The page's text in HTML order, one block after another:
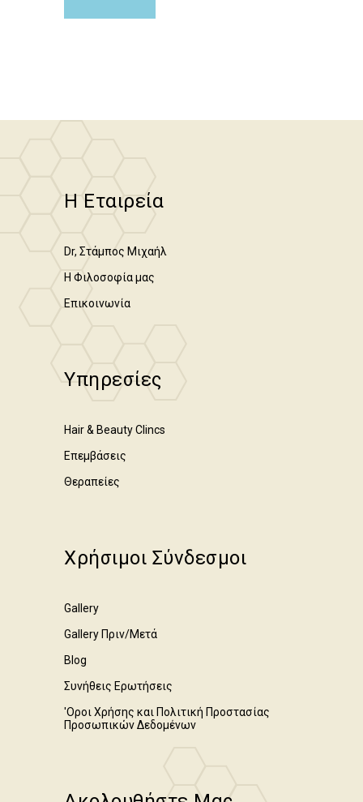
Η Εταιρεία
Dr, Στάμπος Μιχαήλ
Η Φιλοσοφία μας
Επικοινωνία
Υπηρεσίες
Hair & Beauty Clincs
Επεμβάσεις
Θεραπείες
Χρήσιμοι Σύνδεσμοι
Gallery
Gallery Πριν/Μετά
Blog
Συνήθεις Ερωτήσεις
'Οροι Χρήσης και Πολιτική Προστασίας
Προσωπικών Δεδομένων